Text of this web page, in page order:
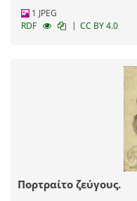
1 JPEG
RDF
| CC BY 4.0
Πορτραίτο ζεύγους.